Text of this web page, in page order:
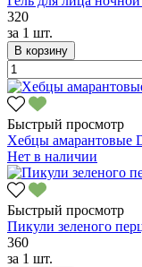
320
за 1 шт.
В корзину
Быстрый просмотр
Хебцы амарантовые
Нет в наличии
Быстрый просмотр
Пикули зеленого
360
за 1 шт.